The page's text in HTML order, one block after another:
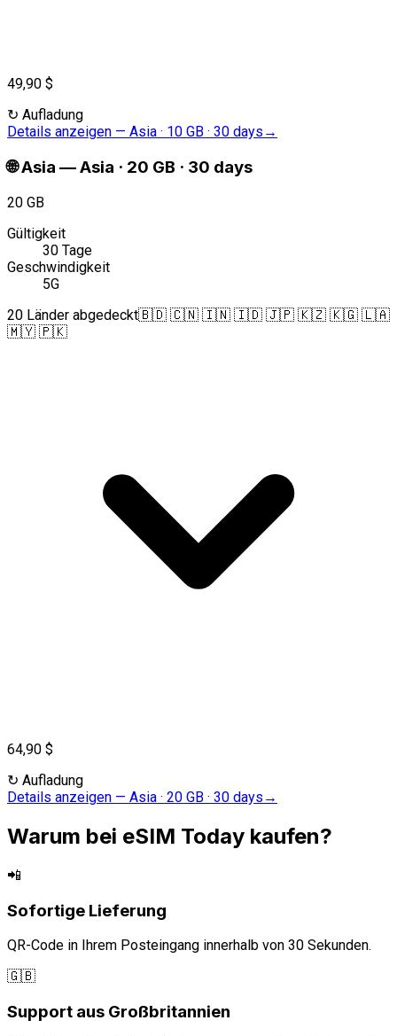
49,90 $
↻ Aufladung
Details anzeigen — Asia · 10 GB · 30 days →
🌐Asia —Asia · 20 GB · 30 days
20 GB
Gültigkeit
30 Tage
Geschwindigkeit
5G
20 Länder abgedeckt🇧🇩 🇨🇳 🇮🇳 🇮🇩 🇯🇵 🇰🇿 🇰🇬 🇱🇦
🇲🇾 🇵🇰
64,90 $
↻ Aufladung
Details anzeigen — Asia · 20 GB · 30 days →
Warum bei eSIM Today kaufen?
📲
Sofortige Lieferung
QR-Code in Ihrem Posteingang innerhalb von 30 Sekunden.
🇬🇧
Support aus Großbritannien